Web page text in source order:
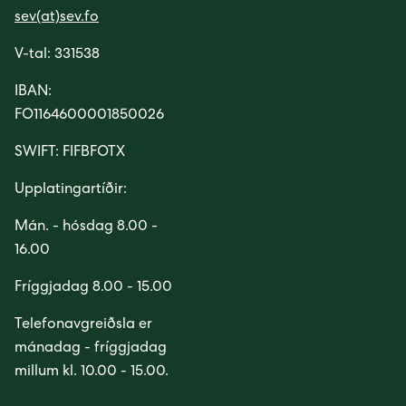
Húsavørður til Sundsverkið
Montørur til rakstrardeildina hjá Sev
sev(at)sev.fo
V-tal: 331538
IBAN:
FO1164600001850026
SWIFT: FIFBFOTX
Upplatingartíðir:
Mán. - hósdag 8.00 -
16.00
Fríggjadag 8.00 - 15.00
Telefonavgreiðsla er
mánadag - fríggjadag
millum kl. 10.00 - 15.00.